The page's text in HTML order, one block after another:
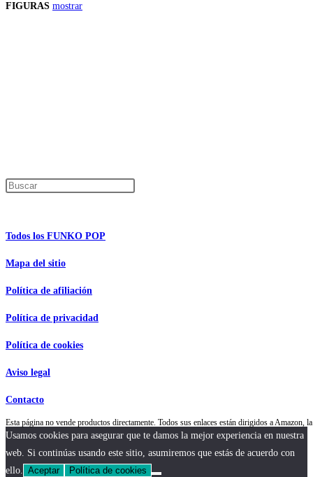
FIGURAS mostrar
Todos los FUNKO POP
Mapa del sitio
Política de afiliación
Política de privacidad
Política de cookies
Aviso legal
Contacto
Esta página no vende productos directamente. Todos sus enlaces están dirigidos a
Usamos cookies para asegurar que te damos la mejor experiencia en nuestra
web. Si continúas usando este sitio, asumiremos que estás de acuerdo con
ello. Aceptar Política de cookies